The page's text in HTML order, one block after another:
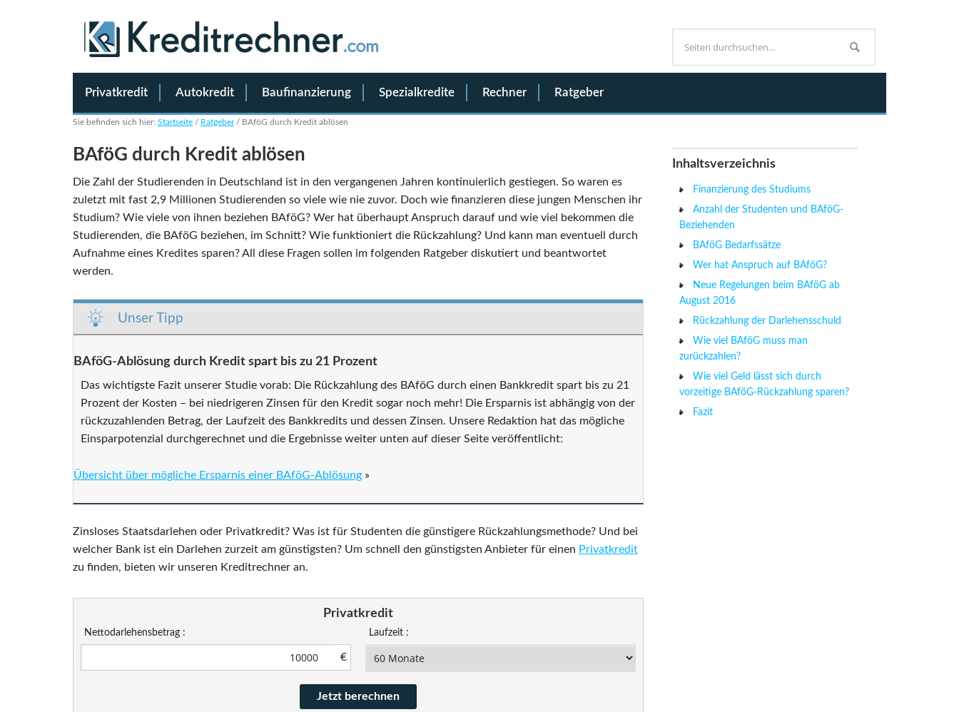
Privatkredit Autokredit Baufinanzierung Spezialkredite Rechner Ratgeber
Sie befinden sich hier: Startseite / Ratgeber / BAföG durch Kredit ablösen
BAföG durch Kredit ablösen
Die Zahl der Studierenden in Deutschland ist in den vergangenen Jahren kontinuierlich gestiegen. So waren es
zuletzt mit fast 2,9 Millionen Studierenden so viele wie nie zuvor. Doch wie finanzieren diese jungen Menschen ihr
Studium? Wie viele von ihnen beziehen BAföG? Wer hat überhaupt Anspruch darauf und wie viel bekommen die
Studierenden, die BAföG beziehen, im Schnitt? Wie funktioniert die Rückzahlung? Und kann man eventuell durch
Aufnahme eines Kredites sparen? All diese Fragen sollen im folgenden Ratgeber diskutiert und beantwortet
werden.
Unser Tipp
BAföG-Ablösung durch Kredit spart bis zu 21 Prozent
Das wichtigste Fazit unserer Studie vorab: Die Rückzahlung des BAföG durch einen Bankkredit spart bis zu 21
Prozent der Kosten – bei niedrigeren Zinsen für den Kredit sogar noch mehr! Die Ersparnis ist abhängig von der
rückzuzahlenden Betrag, der Laufzeit des Bankkredits und dessen Zinsen. Unsere Redaktion hat das mögliche
Einsparpotenzial durchgerechnet und die Ergebnisse weiter unten auf dieser Seite veröffentlicht:
Übersicht über mögliche Ersparnis einer BAföG-Ablösung »
Zinsloses Staatsdarlehen oder Privatkredit? Was ist für Studenten die günstigere Rückzahlungsmethode? Und bei
welcher Bank ist ein Darlehen zurzeit am günstigsten? Um schnell den günstigsten Anbieter für einen Privatkredit
zu finden, bieten wir unseren Kreditrechner an.
Privatkredit
Nettodarlehensbetrag :
€
Laufzeit :
Inhaltsverzeichnis
Finanzierung des Studiums
Anzahl der Studenten und BAföG-
Beziehenden
BAföG Bedarfssätze
Wer hat Anspruch auf BAföG?
Neue Regelungen beim BAföG ab
August 2016
Rückzahlung der Darlehensschuld
Wie viel BAföG muss man
zurückzahlen?
Wie viel Geld lässt sich durch
vorzeitige BAföG-Rückzahlung sparen?
Fazit